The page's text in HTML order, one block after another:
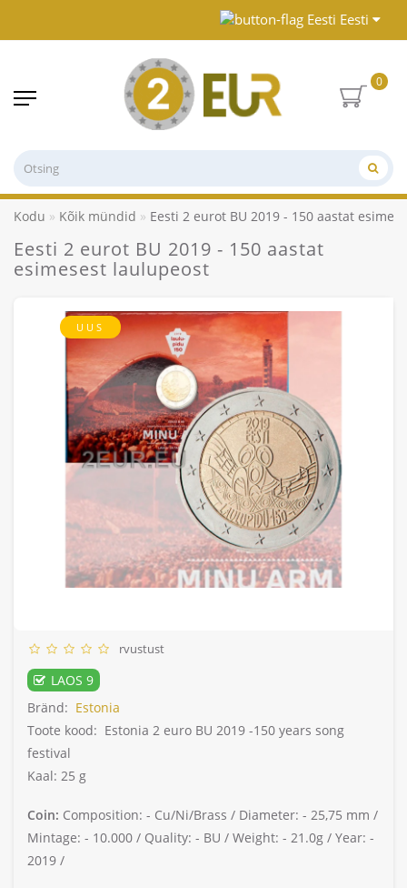
Eesti
0
Kodu Kõik mündid Eesti 2 eurot BU 2019 - 150 aastat
Eesti 2 eurot BU 2019 - 150 aastat
esimesest laulupeost
UUS
rvustust
LAOS 9
Bränd: Estonia
Toote kood: Estonia 2 euro BU 2019 -150 years song
festival
Kaal: 25 g
Coin: Composition: - Cu/Ni/Brass / Diameter: - 25,75 mm /
Mintage: - 10.000 / Quality: - BU / Weight: - 21.0g / Year: -
2019 /